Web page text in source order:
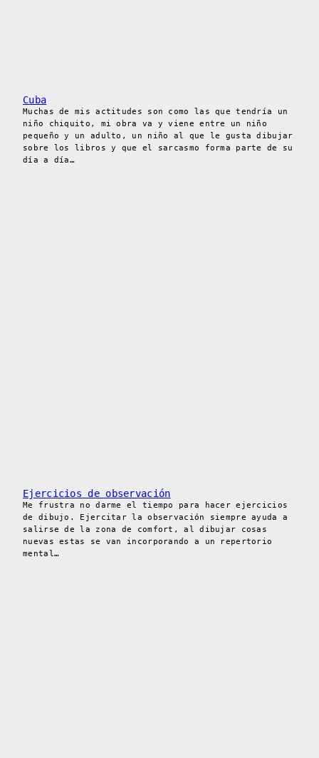
Cuba
Muchas de mis actitudes son como las que tendría un
niño chiquito, mi obra va y viene entre un niño
pequeño y un adulto, un niño al que le gusta dibujar
sobre los libros y que el sarcasmo forma parte de su
día a día…
Ejercicios de observación
Me frustra no darme el tiempo para hacer ejercicios
de dibujo. Ejercitar la observación siempre ayuda a
salirse de la zona de comfort, al dibujar cosas
nuevas estas se van incorporando a un repertorio
mental…